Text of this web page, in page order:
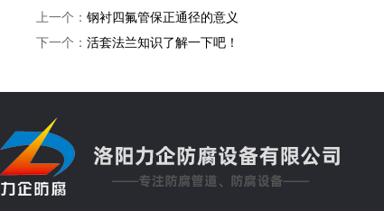
上一个： 钢衬四氟管保正通径的意义
下一个： 活套法兰知识了解一下吧！